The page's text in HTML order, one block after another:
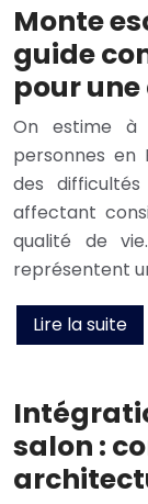
Monte
guide
pour
On estime à
personnes en
des
affectant
qualité de
représentent
Lire la suite
salon :